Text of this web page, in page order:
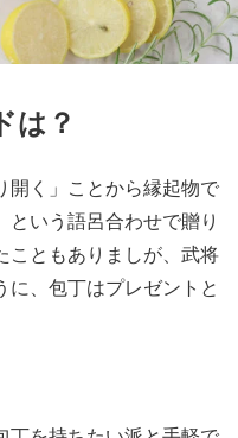
は？
開く」ことから縁起物で
いう語呂合わせで贈り
こともありましが、武将
に、包丁はプレゼントと